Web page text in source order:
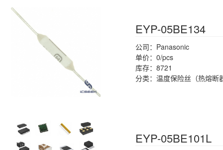
EYP-05BE134
公司：Panasonic
单价：0/pcs
库存：8721
分类：温度保险丝（热熔断
EYP-05BE101L